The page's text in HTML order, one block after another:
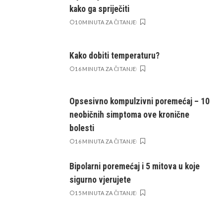
kako ga spriječiti
10 MINUTA ZA ČITANJE
Kako dobiti temperaturu?
16 MINUTA ZA ČITANJE
Opsesivno kompulzivni poremećaj – 10
neobičnih simptoma ove kronične
bolesti
16 MINUTA ZA ČITANJE
Bipolarni poremećaj i 5 mitova u koje
sigurno vjerujete
15 MINUTA ZA ČITANJE